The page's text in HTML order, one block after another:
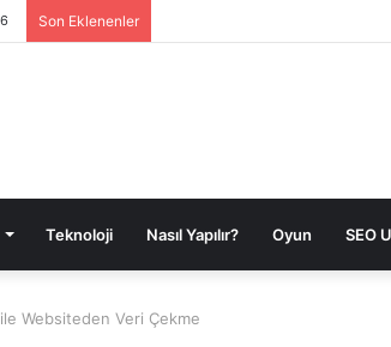
Son Eklenenler
Teknoloji Nasıl Yapılır? Oyun SEO
Websiteden Veri Çekme